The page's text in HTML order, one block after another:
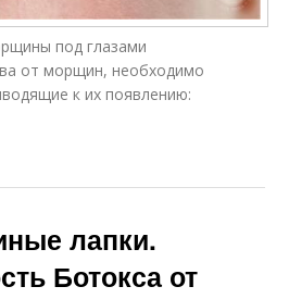
под глазами
от морщин, необходимо
к их появлению:
лапки.
Ботокса от